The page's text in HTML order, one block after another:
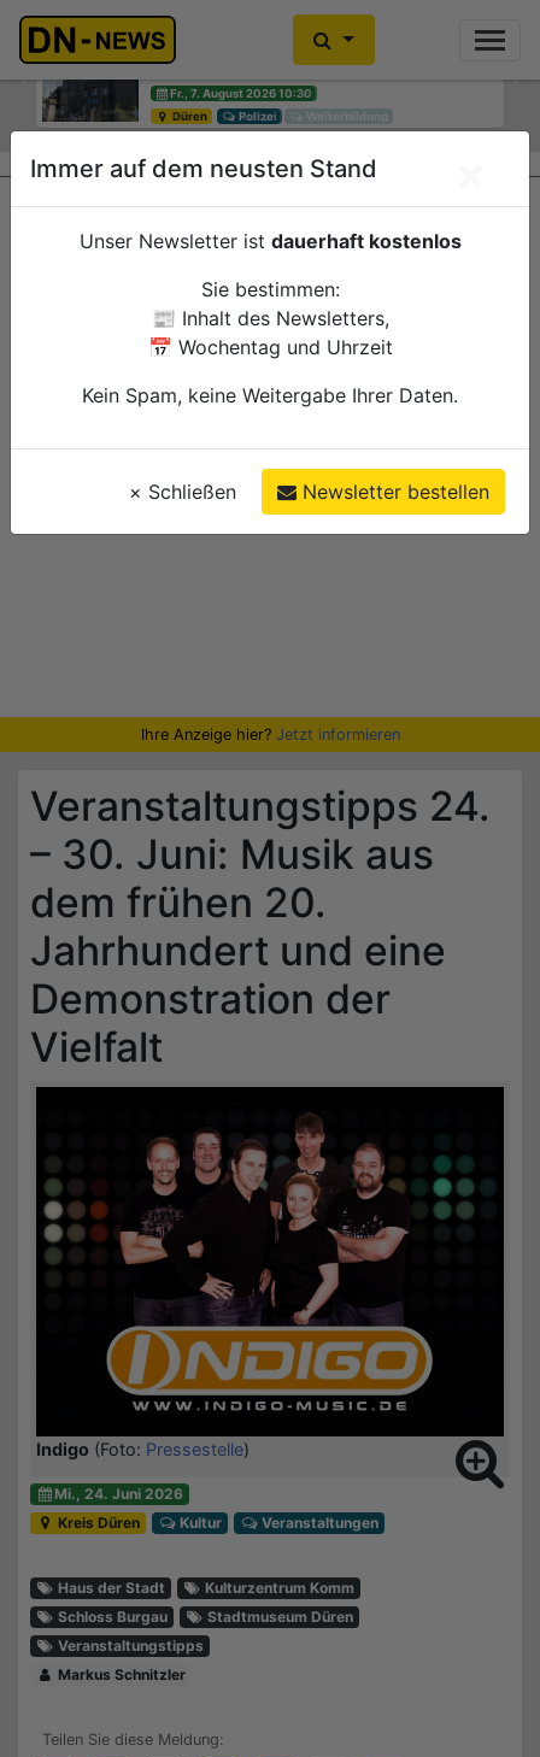
Einbrecher im Kleiderschrank
gefunden
Fr., 7. August 2026 10:30
Düren
Polizei
Previous
Ihre Anzeige hier? Jetzt informieren
Veranstaltungstipps 24.
– 30. Juni: Musik aus
dem frühen 20.
Jahrhundert und eine
Demonstration der
Vielfalt
Indigo (Foto: Pressestelle)
Mi., 24. Juni 2026
Kreis Düren
Kultur Veranstaltungen
Haus der Stadt
Kulturzentrum Komm
Schloss Burgau
Stadtmuseum Düren
Veranstaltungstipps
Markus Schnitzler
Immer auf dem neusten Stand
Unser Newsletter ist dauerhaft kostenlos
Sie bestimmen:
📰 Inhalt des Newsletters,
📅 Wochentag und Uhrzeit
Kein Spam, keine Weitergabe Ihrer Daten.
× Schließen Newsletter bestellen